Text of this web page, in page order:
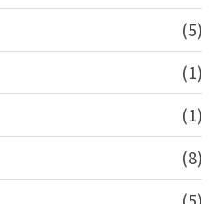
(5)
(1)
(1)
(8)